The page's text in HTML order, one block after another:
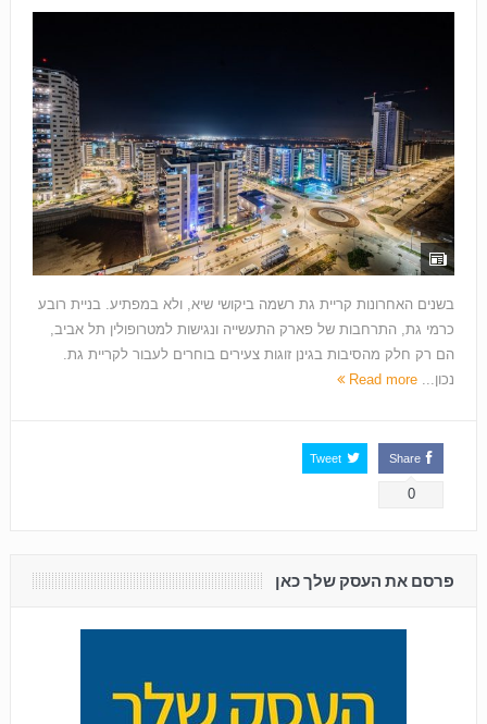
בשנים האחרונות קריית גת רשמה ביקושי שיא, ולא במפתיע. בניית רובע
כרמי גת, התרחבות של פארק התעשייה ונגישות למטרופולין תל אביב,
הם רק חלק מהסיבות בגינן זוגות צעירים בוחרים לעבור לקריית גת.
נכון... Read more
Share
0
Tweet
פרסם את העסק שלך כאן